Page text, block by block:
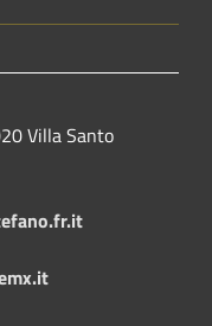
Villa Santo